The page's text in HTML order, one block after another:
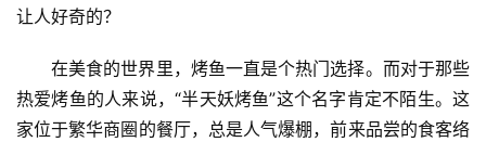
让人好奇的？
在美食的世界里，烤鱼一直是个热门选择。而对于那些
热爱烤鱼的人来说，“半天妖烤鱼”这个名字肯定不陌生。这
家位于繁华商圈的餐厅，总是人气爆棚，前来品尝的食客络